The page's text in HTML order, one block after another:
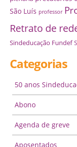
São Luís professor
Retrato de
Sindeducação Fundef
Categorias
50 anos
Abono
Agenda de greve
Aposentados